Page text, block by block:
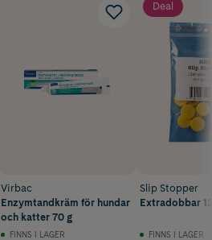
Virbac
Enzymtandkräm för hundar
och katter 70 g
FINNS I LAGER
Deal
Slip Stopper
Extradobbar
FINNS I LAGER